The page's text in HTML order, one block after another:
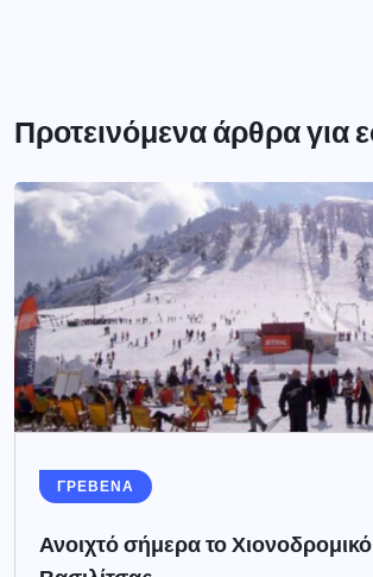
Προτεινόμενα άρθρα για
ΓΡΕΒΕΝΑ
Ανοιχτό σήμερα το